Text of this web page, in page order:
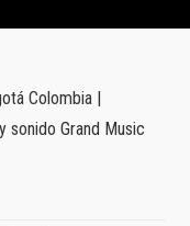
Colombia |
sonido Grand Music